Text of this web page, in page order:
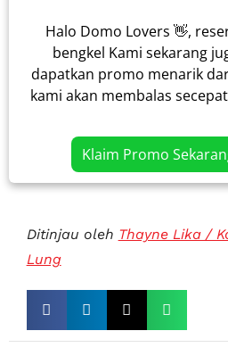
Halo Domo Lovers 👋,
bengkel Kami sekarang
dapatkan promo menarik
kami akan membalas
Klaim Promo
Ditinjau oleh Thayne Lika /
Lung